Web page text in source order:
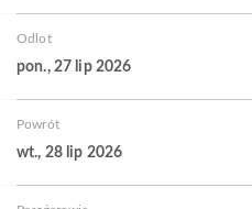
Odlot
pon., 27 lip 2026
Powrót
wt., 28 lip 2026